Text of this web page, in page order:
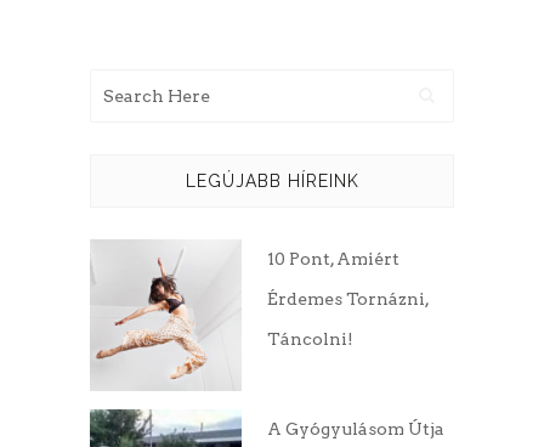
LEGÚJABB HÍREINK
10 Pont, Amiért
Érdemes Tornázni,
Táncolni!
A Gyógyulásom Útja